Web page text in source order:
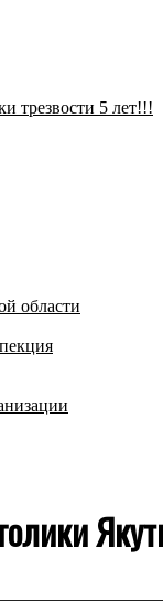
трезвости 5 лет!!!
области